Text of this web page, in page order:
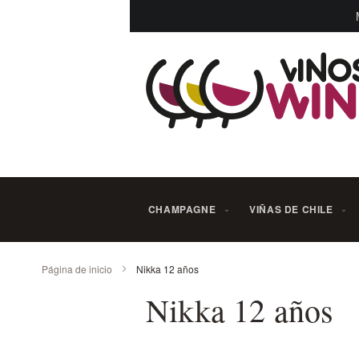
al
CHAMPAGNE VIÑAS DE CHILE
Página de inicio Nikka 12 años
Nikka 12 años